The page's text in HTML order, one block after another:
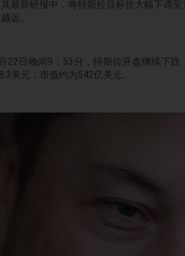
最新研报中，将特斯拉目标价大幅下调
远。
22日晚间9：53分，特斯拉开盘继续下
美元，市值约为542亿美元。